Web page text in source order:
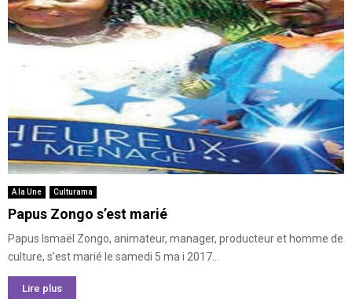
A la Une Culturama
Papus Zongo s’est marié
Papus Ismaël Zongo, animateur, manager, producteur et homme de
culture, s’est marié le samedi 5 ma i 2017...
Lire plus